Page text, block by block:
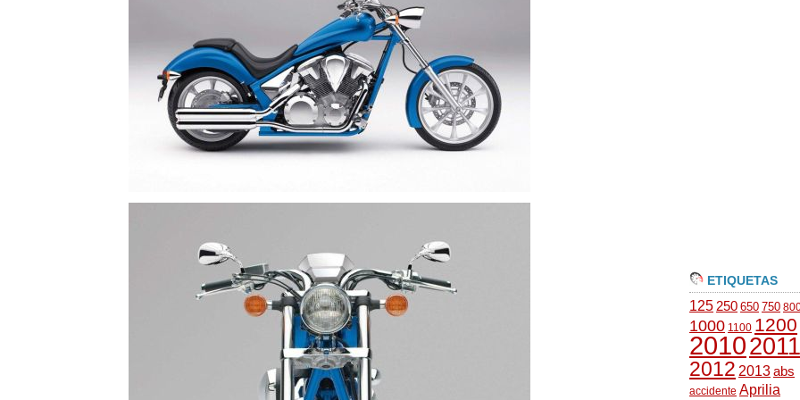
ETIQUETAS
125 250 650 750
1000 1100 1200
20102011
2012 2013abs
accidente Aprilia